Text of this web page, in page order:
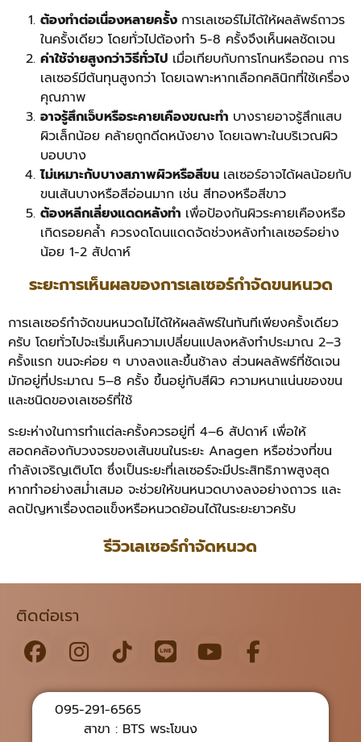
ต้องทำต่อเนื่องหลายครั้ง การเลเซอร์ไม่ได้ให้ผลลัพธ์ถาวร
ในครั้งเดียว โดยทั่วไปต้องทำ 5-8 ครั้งจึงเห็นผลชัดเจน
ค่าใช้จ่ายสูงกว่าวิธีทั่วไป เมื่อเทียบกับการโกนหรือถอน การ
เลเซอร์มีต้นทุนสูงกว่า โดยเฉพาะหากเลือกคลินิกที่ใช้เครื่อง
คุณภาพ
อาจรู้สึกเจ็บหรือระคายเคืองขณะทำ บางรายอาจรู้สึกแสบ
ผิวเล็กน้อย คล้ายถูกดีดหนังยาง โดยเฉพาะในบริเวณผิว
บอบบาง
ไม่เหมาะกับบางสภาพผิวหรือสีขน เลเซอร์อาจได้ผลน้อยกับ
ขนเส้นบางหรือสีอ่อนมาก เช่น สีทองหรือสีขาว
ต้องหลีกเลี่ยงแดดหลังทำ เพื่อป้องกันผิวระคายเคืองหรือ
เกิดรอยคล้ำ ควรงดโดนแดดจัดช่วงหลังทำเลเซอร์อย่าง
น้อย 1-2 สัปดาห์
ระยะการเห็นผลของการเลเซอร์กำจัดขนหนวด
การเลเซอร์กำจัดขนหนวดไม่ได้ให้ผลลัพธ์ในทันทีเพียงครั้งเดียว
ครับ โดยทั่วไปจะเริ่มเห็นความเปลี่ยนแปลงหลังทำประมาณ 2–3
ครั้งแรก ขนจะค่อย ๆ บางลงและขึ้นช้าลง ส่วนผลลัพธ์ที่ชัดเจน
มักอยู่ที่ประมาณ 5–8 ครั้ง ขึ้นอยู่กับสีผิว ความหนาแน่นของขน
และชนิดของเลเซอร์ที่ใช้
ระยะห่างในการทำแต่ละครั้งควรอยู่ที่ 4–6 สัปดาห์ เพื่อให้
สอดคล้องกับวงจรของเส้นขนในระยะ Anagen หรือช่วงที่ขน
กำลังเจริญเติบโต ซึ่งเป็นระยะที่เลเซอร์จะมีประสิทธิภาพสูงสุด
หากทำอย่างสม่ำเสมอ จะช่วยให้ขนหนวดบางลงอย่างถาวร และ
ลดปัญหาเรื่องตอแข็งหรือหนวดย้อนได้ในระยะยาวครับ
รีวิวเลเซอร์กำจัดหนวด
ติดต่อเรา
095-291-6565
สาขา : BTS พระโขนง